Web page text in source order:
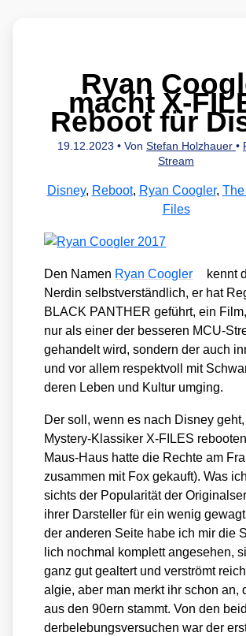
Ryan
macht
Reboot für
19.12.2023 • Von Stefan Holzhauer •
Stream
Disney, Reboot, Ryan Coogler,
Files
Den Namen Ryan Coog­ler
kennt
Ner­din selbst­ver­ständ­lich, er hat
BLACK PANTHER geführt, ein
nur als einer der bes­se­ren MCU-
gehan­delt wird, son­dern der auch
und vor allem respekt­voll mit
deren Leben und Kul­tur umging.
Der soll, wenn es nach Dis­ney
Mys­tery-Klas­si­ker X‑FILES
Maus-Haus hat­te die Rech­te am
zusam­men mit Fox gekauft). Was
sichts der Popu­la­ri­tät der
ihrer Dar­stel­ler für ein wenig
der ande­ren Sei­te habe ich mir die
lich noch­mal kom­plett ange­se­hen,
ganz gut geal­tert und ver­strömt
al­gie, aber man merkt ihr schon an,
aus den 90ern stammt. Von den
der­be­le­bungs­ver­su­chen war der